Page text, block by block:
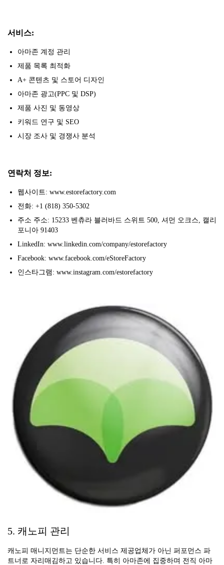
서비스:
아마존 계정 관리
제품 목록 최적화
A+ 콘텐츠 및 스토어 디자인
아마존 광고(PPC 및 DSP)
제품 사진 및 동영상
키워드 연구 및 SEO
시장 조사 및 경쟁사 분석
연락처 정보:
웹사이트: www.estorefactory.com
전화: +1 (818) 350-5302
주소 주소: 15233 벤츄라 블러바드 스위트 500, 셔먼 오크스, 캘리
포니아 91403
LinkedIn: www.linkedin.com/company/estorefactory
Facebook: www.facebook.com/eStoreFactory
인스타그램: www.instagram.com/estorefactory
5. 캐노피 관리
캐노피 매니지먼트는 단순한 서비스 제공업체가 아닌 퍼포먼스 파
트너로 자리매김하고 있습니다. 특히 아마존에 집중하며 전직 아마